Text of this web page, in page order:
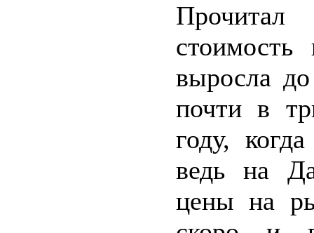
выросла
почти в
году,
ведь на
цены на